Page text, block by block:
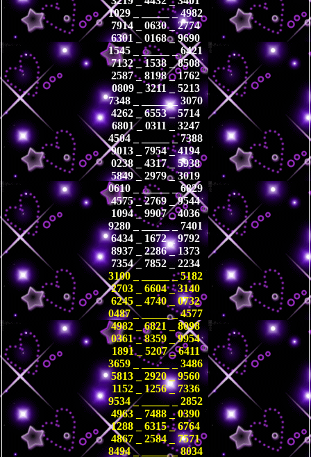
1029 _ _____ _ 4982
7914 _ 0630 _ 2774
6301 _ 0168 _ 9690
1545 _ _____ _ 6421
7132 _ 1538 _ 8508
2587 _ 8198 _ 1762
0809 _ 3211 _ 5213
7348 _ _____ _ 3070
4262 _ 6553 _ 5714
6801 _ 0311 _ 3247
4504 _ _____ _ 7388
9013 _ 7954 _ 4194
0238 _ 4317 _ 5938
5849 _ 2979 _ 3019
0610 _ _____ _ 6829
4575 _ 2769 _ 9544
1094 _ 9907 _ 4036
9280 _ _____ _ 7401
6434 _ 1672 _ 9792
8937 _ 2286 _ 1373
7354 _ 7852 _ 2234
3100 _ _____ _ 5182
2703 _ 6604 _ 3140
6245 _ 4740 _ 0732
0487 _ _____ _ 4577
4982 _ 6821 _ 8098
0361 _ 8359 _ 9954
1891 _ 5207 _ 6411
3659 _ _____ _ 3486
5813 _ 2920 _ 9560
1152 _ 1256 _ 7336
9534 _ _____ _ 2852
4963 _ 7488 _ 0390
1288 _ 6315 _ 6764
4867 _ 2584 _ 7571
8494 _ _____ _ 8034